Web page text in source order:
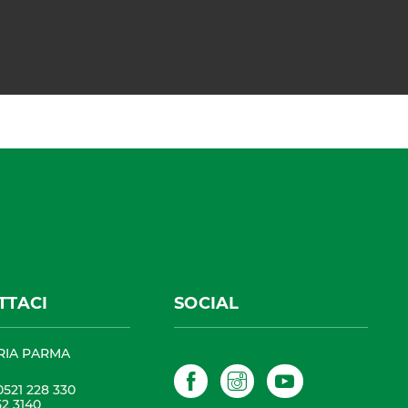
PARMA
228 330
3140
SOCIAL
FacebookInstagramYouTube